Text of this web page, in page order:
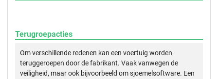
Terugroepacties
Om verschillende redenen kan een voertuig worden
teruggeroepen door de fabrikant. Vaak vanwegen de
veiligheid, maar ook bijvoorbeeld om sjoemelsoftware. Een